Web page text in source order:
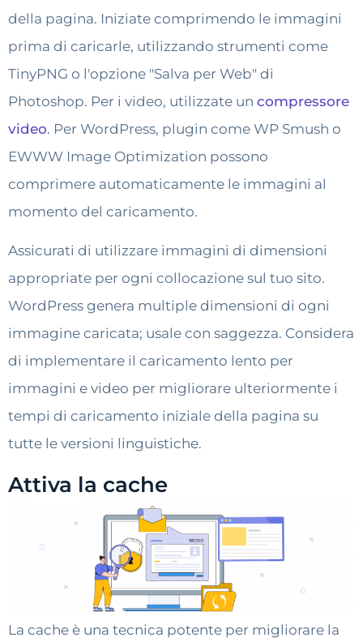
della pagina. Iniziate comprimendo le immagini
prima di caricarle, utilizzando strumenti come
TinyPNG o l'opzione "Salva per Web" di
Photoshop. Per i video, utilizzate un compressore
video. Per WordPress, plugin come WP Smush o
EWWW Image Optimization possono
comprimere automaticamente le immagini al
momento del caricamento.
Assicurati di utilizzare immagini di dimensioni
appropriate per ogni collocazione sul tuo sito.
WordPress genera multiple dimensioni di ogni
immagine caricata; usale con saggezza. Considera
di implementare il caricamento lento per
immagini e video per migliorare ulteriormente i
tempi di caricamento iniziale della pagina su
tutte le versioni linguistiche.
Attiva la cache
La cache è una tecnica potente per migliorare la